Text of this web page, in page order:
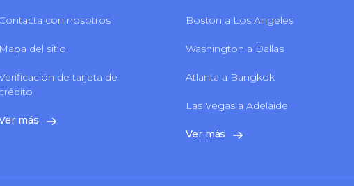
Contacta con nosotros
Mapa del sitio
de tarjeta de
crédito
más
Boston a Los Angeles
Washington a Dallas
Atlanta a Bangkok
Las Vegas a Adelaide
Ver más